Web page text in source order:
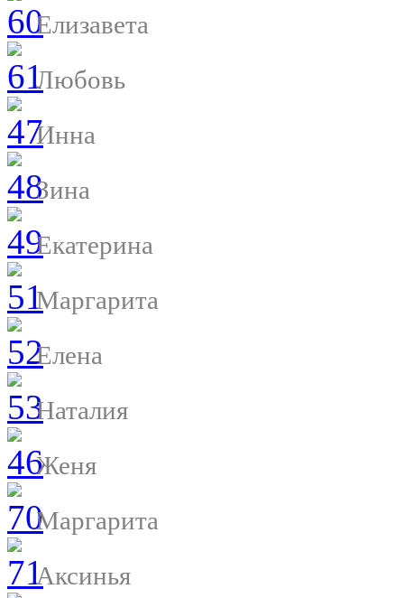
Елизавета
Любовь
Инна
Зина
Екатерина
Маргарита
Елена
Наталия
Женя
Маргарита
Аксинья